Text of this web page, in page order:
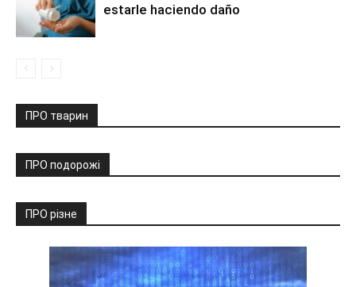
estarle haciendo daño
ПРО тварин
ПРО подорожі
ПРО різне